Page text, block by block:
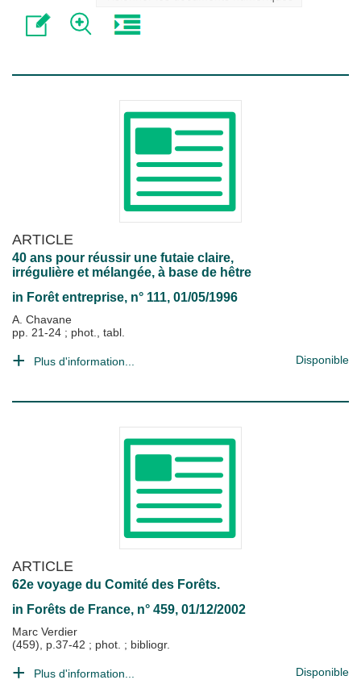
ARTICLE
40 ans pour réussir une futaie claire,
irrégulière et mélangée, à base de hêtre
in Forêt entreprise, n° 111, 01/05/1996
A. Chavane
pp. 21-24 ; phot., tabl.
Plus d'information... Disponible
ARTICLE
62e voyage du Comité des Forêts.
in Forêts de France, n° 459, 01/12/2002
Marc Verdier
(459), p.37-42 ; phot. ; bibliogr.
Plus d'information... Disponible